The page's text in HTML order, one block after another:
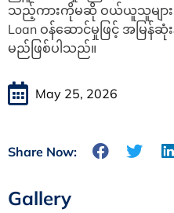
သည့်ကားကိုမဆို ဝယ်ယူသူများအ
Loan ဝန်ဆောင်မှုဖြင့် အမြ
မည်ဖြစ်ပါသည်။
May 25, 2026
Share Now:
Gallery